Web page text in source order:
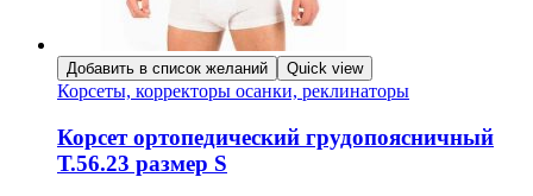
Добавить в список желаний Quick view
Корсеты, корректоры осанки, реклинаторы
Корсет ортопедический грудопоясничный
Т.56.23 размер S